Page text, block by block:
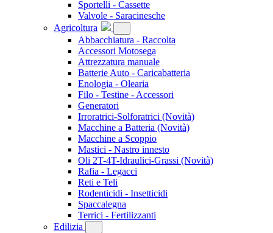
Sportelli - Cassette
Valvole - Saracinesche
Agricoltura
Abbacchiatura - Raccolta
Accessori Motosega
Attrezzatura manuale
Batterie Auto - Caricabatteria
Enologia - Olearia
Filo - Testine - Accessori
Generatori
Irroratrici-Solforatrici (Novità)
Macchine a Batteria (Novità)
Macchine a Scoppio
Mastici - Nastro innesto
Oli 2T-4T-Idraulici-Grassi (Novità)
Rafia - Legacci
Reti e Teli
Rodenticidi - Insetticidi
Spaccalegna
Terrici - Fertilizzanti
Edilizia